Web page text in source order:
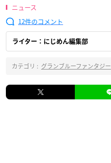
ニュース
12
ライター：にじめん編集部
カテゴリ : グランブルーファンタジー